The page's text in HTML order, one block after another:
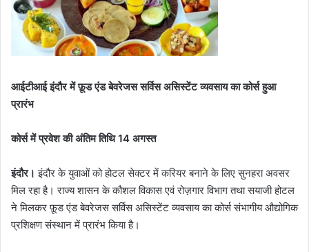
आईटीआई इंदौर में फ़ूड एंड बेवरेजस सर्विस असिस्टेंट व्यवसाय का कोर्स हुआ
प्रारंभ
कोर्स में प्रवेश की अंतिम तिथि 14 अगस्त
इंदौर। इंदौर के युवाओं को होटल सेक्टर में करियर बनाने के लिए सुनहरा अवसर
मिल रहा है। राज्य शासन के कौशल विकास एवं रोज़गार विभाग तथा सयाजी होटल
ने मिलकर फ़ूड एंड बेवरेजस सर्विस असिस्टेंट व्यवसाय का कोर्स संभागीय औद्योगिक
प्रशिक्षण संस्थान में प्रारंभ किया है।